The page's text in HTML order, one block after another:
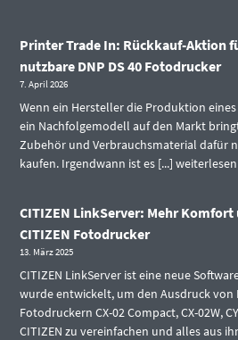
Printer Trade In: Rückkauf-Aktion
nutzbare DNP DS 40 Fotodrucker
7. April 2026
Wenn ein Hersteller die Produktion
ein Nachfolgemodell auf den Markt
Zubehör und Verbrauchsmaterial dafür
kaufen. Irgendwann ist es [...]weiterlesen
CITIZEN LinkServer: Mehr
CITIZEN Fotodrucker
13. März 2025
CITIZEN LinkServer ist eine neue
wurde entwickelt, um den Ausdruck von
Fotodruckern CX-02 Compact, CX-02W,
CITIZEN zu vereinfachen und alles aus